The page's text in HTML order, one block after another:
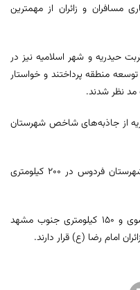
مسافران و زائران از مهمترین
حیدریه و شهر اسلامیه نیز در
منطقه پرداختند و خواستار
مد نظر شدند.
از جاذبه‌های شاخص شهرستان
خراسان جنوبی ۱۱ شهرستان دارد و مرکز شهرستان فردوس در ۲۰۰ کیلومتری
شهرستان تربت‌ حیدریه نیز در خراسان رضوی و ۱۵۰ کیلومتری جنوب مشهد